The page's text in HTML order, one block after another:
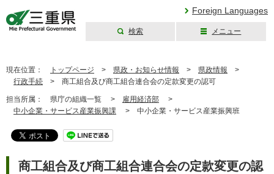
Foreign Languages
検索 メニュー
現在位置： トップページ > 県政・お知らせ情報 > 県政情報 >
行政手続 > 商工組合及び商工組合連合会の定款変更の認可
担当所属： 県庁の組織一覧 > 雇用経済部 >
中小企業・サービス産業振興課 > 中小企業・サービス産業振興班
商工組合及び商工組合連合会の定款変更の認